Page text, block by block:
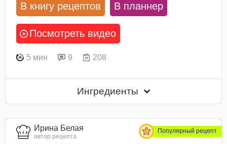
В книгу рецептов В планнер
Посмотреть видео
5 мин 9 208
Ингредиенты
Ирина Белая
автор рецепта
Популярный рецепт